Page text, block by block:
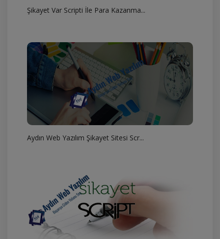
Şikayet Var Scripti İle Para Kazanma...
Aydın Web Yazılım Şikayet Sitesi Scr...